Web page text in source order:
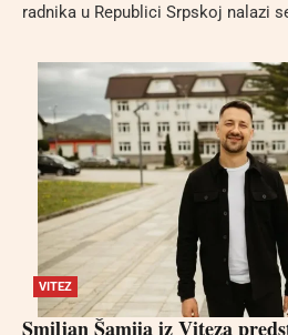
radnika u Republici Srpskoj nalazi
VITEZ
Smiljan Šamija iz Viteza